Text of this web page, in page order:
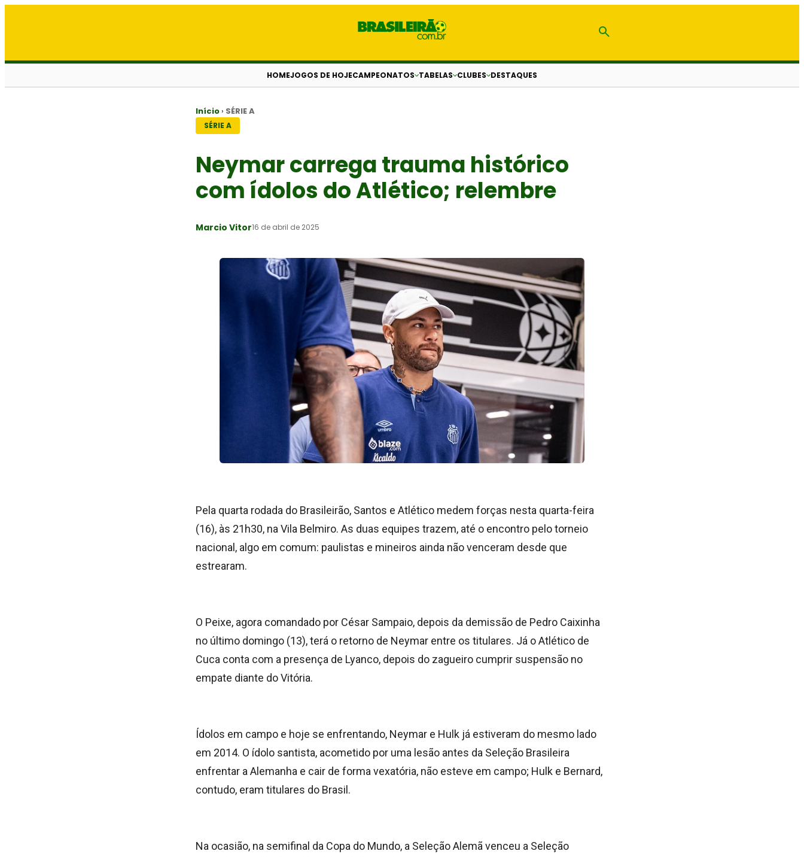
HOMEJOGOS DE HOJECAMPEONATOS TABELAS CLUBES DESTAQUES
Início › SÉRIE A
SÉRIE A
Neymar carrega trauma histórico
com ídolos do Atlético; relembre
Marcio Vitor16 de abril de 2025
Pela quarta rodada do Brasileirão, Santos e Atlético medem forças nesta quarta-feira
(16), às 21h30, na Vila Belmiro. As duas equipes trazem, até o encontro pelo torneio
nacional, algo em comum: paulistas e mineiros ainda não venceram desde que
estrearam.
O Peixe, agora comandado por César Sampaio, depois da demissão de Pedro Caixinha
no último domingo (13), terá o retorno de Neymar entre os titulares. Já o Atlético de
Cuca conta com a presença de Lyanco, depois do zagueiro cumprir suspensão no
empate diante do Vitória.
Ídolos em campo e hoje se enfrentando, Neymar e Hulk já estiveram do mesmo lado
em 2014. O ídolo santista, acometido por uma lesão antes da Seleção Brasileira
enfrentar a Alemanha e cair de forma vexatória, não esteve em campo; Hulk e Bernard,
contudo, eram titulares do Brasil.
Na ocasião, na semifinal da Copa do Mundo, a Seleção Alemã venceu a Seleção